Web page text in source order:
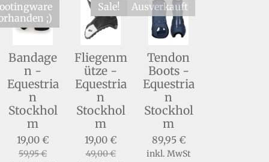
;)
Bandage
n -
Equestria
n
Stockhol
m
19,00 €
59,95 €
Sale!
Fliegenm
ütze -
Equestria
n
Stockhol
m
19,00 €
49,00 €
Ausverkauft
Tendon
Boots -
Equestria
n
Stockhol
m
89,95 €
inkl. MwSt